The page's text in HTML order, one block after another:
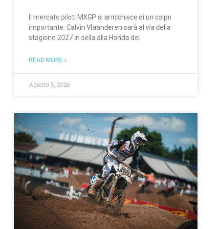
Il mercato piloti MXGP si arricchisce di un colpo
importante: Calvin Vlaanderen sarà al via della
stagione 2027 in sella alla Honda del
READ MORE »
Agosto 5, 2026